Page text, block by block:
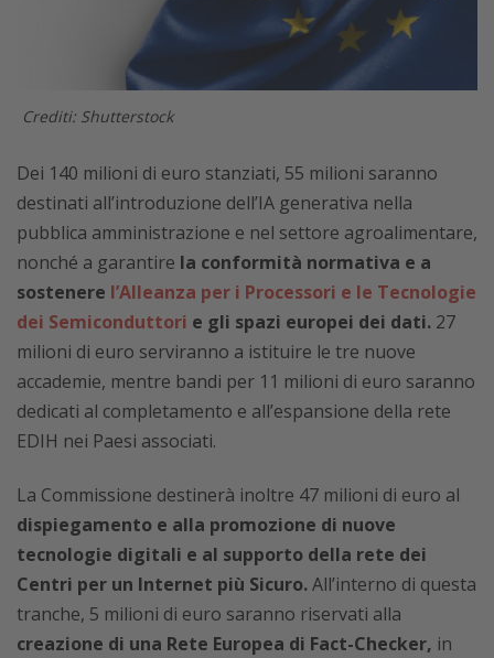
Crediti: Shutterstock
Dei 140 milioni di euro stanziati, 55 milioni saranno
destinati all’introduzione dell’IA generativa nella
pubblica amministrazione e nel settore agroalimentare,
nonché a garantire la conformità normativa e a
sostenere l’Alleanza per i Processori e le Tecnologie
dei Semiconduttori e gli spazi europei dei dati. 27
milioni di euro serviranno a istituire le tre nuove
accademie, mentre bandi per 11 milioni di euro saranno
dedicati al completamento e all’espansione della rete
EDIH nei Paesi associati.
La Commissione destinerà inoltre 47 milioni di euro al
dispiegamento e alla promozione di nuove
tecnologie digitali e al supporto della rete dei
Centri per un Internet più Sicuro.All’interno di questa
tranche, 5 milioni di euro saranno riservati alla
creazione di una Rete Europea di Fact-Checker, in